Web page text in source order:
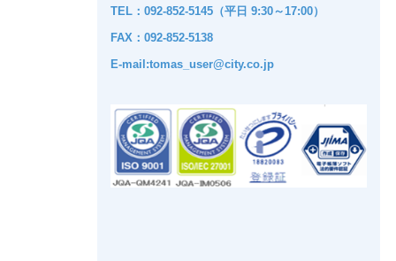
TEL：092-852-5145（平日 9:30～17:00）
FAX：092-852-5138
E-mail:tomas_user@city.co.jp